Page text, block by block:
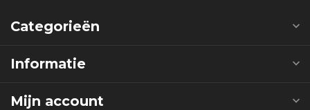
Categorieën
Informatie
Mijn account